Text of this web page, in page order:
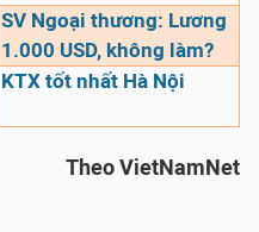
SV Ngoại thương: Lương
1.000 USD, không làm?
KTX tốt nhất Hà Nội
Theo VietNamNet